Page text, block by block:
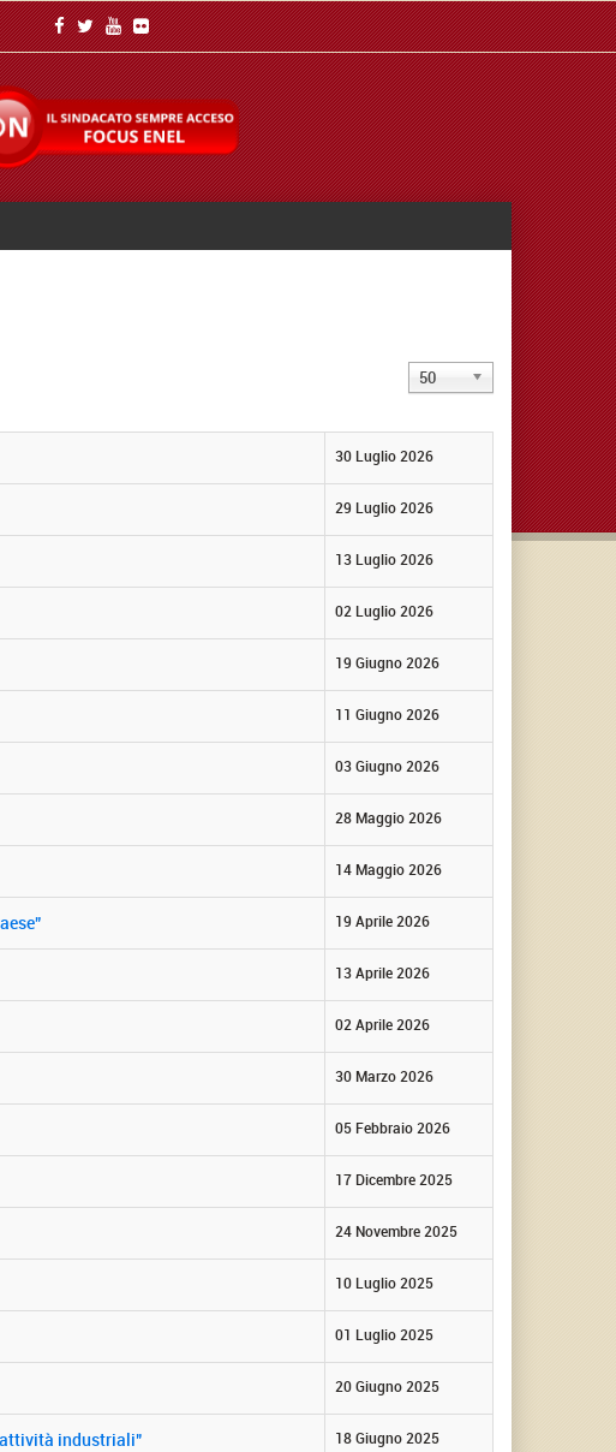
Visualizza
n.
50
30 Luglio 2026
29 Luglio 2026
13 Luglio 2026
02 Luglio 2026
19 Giugno 2026
11 Giugno 2026
03 Giugno 2026
28 Maggio 2026
14 Maggio 2026
19 Aprile 2026
13 Aprile 2026
02 Aprile 2026
30 Marzo 2026
05 Febbraio 2026
17 Dicembre 2025
24 Novembre 2025
10 Luglio 2025
01 Luglio 2025
20 Giugno 2025
attività industriali" 18 Giugno 2025